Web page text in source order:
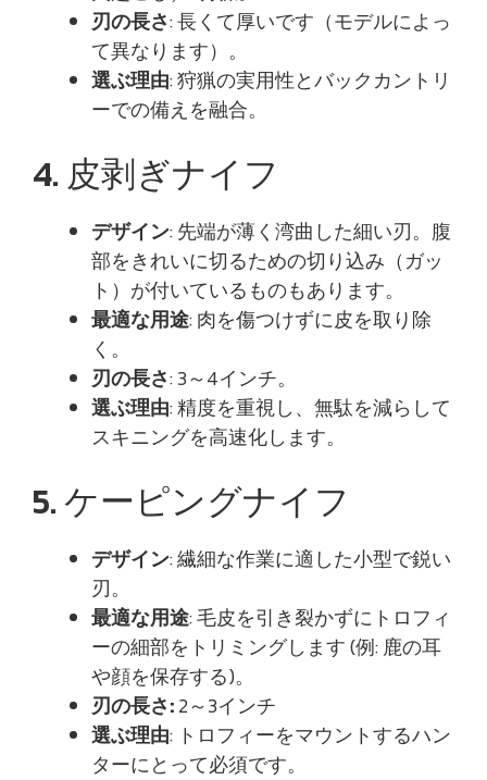
刃の長さ: 長くて厚いです（モデルによっ
て異なります）。
選ぶ理由: 狩猟の実用性とバックカントリ
ーでの備えを融合。
4. 皮剥ぎナイフ
デザイン: 先端が薄く湾曲した細い刃。腹
部をきれいに切るための切り込み（ガッ
ト）が付いているものもあります。
最適な用途: 肉を傷つけずに皮を取り除
く。
刃の長さ: 3～4インチ。
選ぶ理由: 精度を重視し、無駄を減らして
スキニングを高速化します。
5. ケーピングナイフ
デザイン: 繊細な作業に適した小型で鋭い
刃。
最適な用途: 毛皮を引き裂かずにトロフィ
ーの細部をトリミングします (例: 鹿の耳
や顔を保存する)。
刃の長さ:2～3インチ
選ぶ理由: トロフィーをマウントするハン
ターにとって必須です。